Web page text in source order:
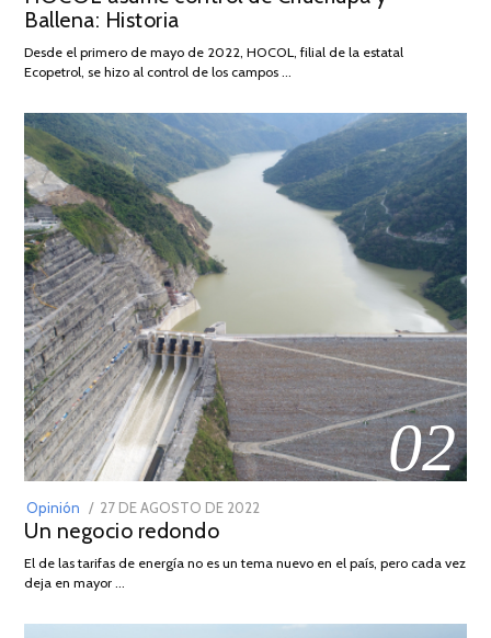
2026
Ballena: Historia
Desde el primero de mayo de 2022, HOCOL, filial de la estatal
Ecopetrol, se hizo al control de los campos …
02
Opinión
POSTED
ON
27 DE AGOSTO DE 2022
DE
Un negocio redondo
El de las tarifas de energía no es un tema nuevo en el país, pero cada vez
deja en mayor …